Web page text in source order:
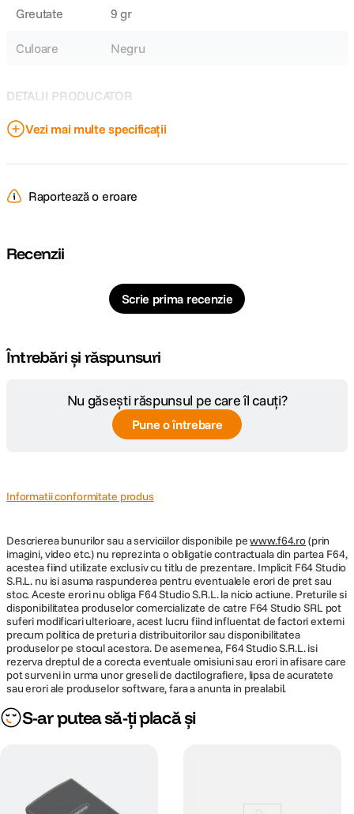
Greutate 9 gr
Culoare Negru
DETALII PRODUCATOR
Cod producator 102928
Vezi mai multe specificații
Raportează o eroare
Recenzii
Scrie prima recenzie
Întrebări și răspunsuri
Nu găsești răspunsul pe care îl cauți?
Pune o întrebare
Informatii conformitate produs
Descrierea bunurilor sau a serviciilor disponibile pewww.f64.ro(prin
imagini, video etc.) nu reprezinta o obligatie contractuala din partea F64,
acestea fiind utilizate exclusiv cu titlu de prezentare. Implicit F64 Studio
S.R.L. nu isi asuma raspunderea pentru eventualele erori de pret sau
stoc. Aceste erori nu obliga F64 Studio S.R.L. la nicio actiune. Preturile si
disponibilitatea produselor comercializate de catre F64 Studio SRL pot
suferi modificari ulterioare, acest lucru fiind influentat de factori externi
precum politica de preturi a distribuitorilor sau disponibilitatea
produselor pe stocul acestora. De asemenea, F64 Studio S.R.L. isi
rezerva dreptul de a corecta eventuale omisiuni sau erori in afisare care
pot surveni in urma unor greseli de dactilografiere, lipsa de acuratete
sau erori ale produselor software, fara a anunta in prealabil.
S-ar putea să-ți placă și